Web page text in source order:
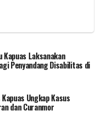
Kapuas Laksanakan
Penyandang Disabilitas di
Ungkap Kasus
dan Curanmor